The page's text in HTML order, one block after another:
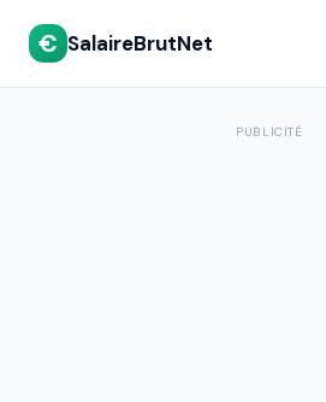
€ SalaireBrutNet
PUBLICITÉ